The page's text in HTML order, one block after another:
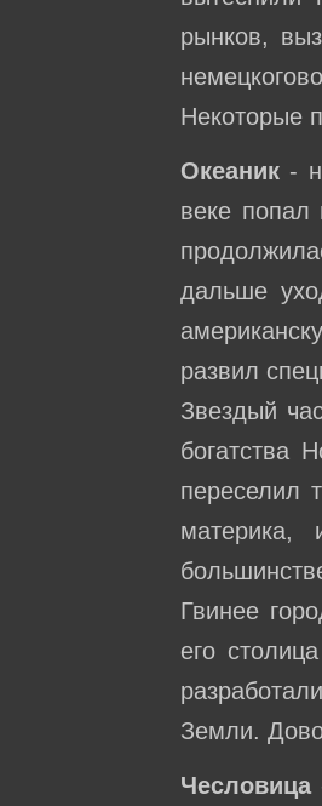
рынков,
Некоторые
Океаник -
веке попал
дальше
развил
Звездый
богатства
переселил
материка,
Гвинее
его
Земли.
Чесловица